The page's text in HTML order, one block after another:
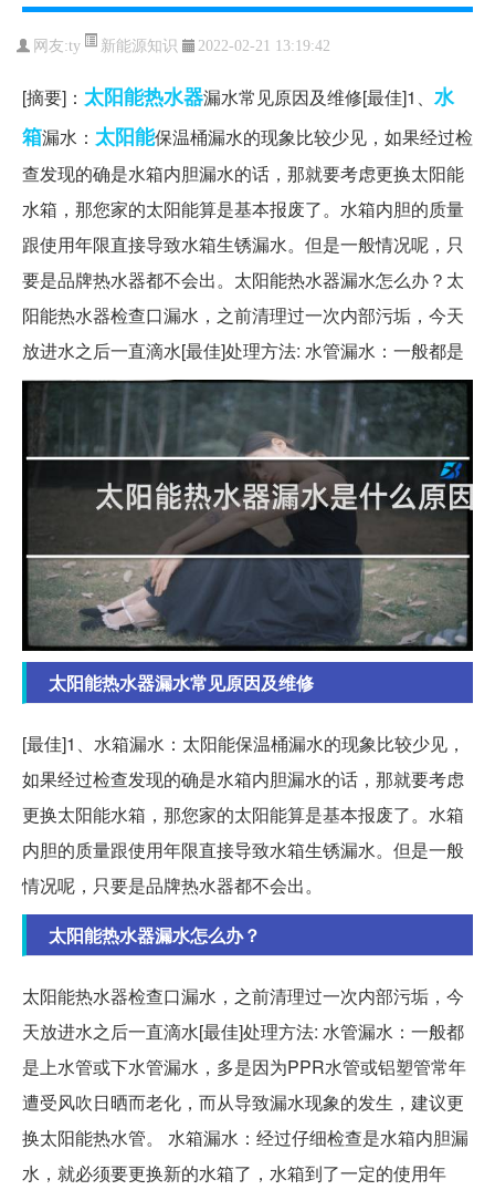
网友:ty 新能源知识 2022-02-21 13:19:42
[摘要]： 太阳能热水器漏水常见原因及维修[最佳]1、 水
箱漏水： 太阳能保温桶漏水的现象比较少见，如果经过检
查发现的确是水箱内胆漏水的话，那就要考虑更换太阳能
水箱，那您家的太阳能算是基本报废了。水箱内胆的质量
跟使用年限直接导致水箱生锈漏水。但是一般情况呢，只
要是品牌热水器都不会出。太阳能热水器漏水怎么办？太
阳能热水器检查口漏水，之前清理过一次内部污垢，今天
放进水之后一直滴水[最佳]处理方法: 水管漏水：一般都是
太阳能热水器漏水常见原因及维修
[最佳]1、水箱漏水：太阳能保温桶漏水的现象比较少见，
如果经过检查发现的确是水箱内胆漏水的话，那就要考虑
更换太阳能水箱，那您家的太阳能算是基本报废了。水箱
内胆的质量跟使用年限直接导致水箱生锈漏水。但是一般
情况呢，只要是品牌热水器都不会出。
太阳能热水器漏水怎么办？
太阳能热水器检查口漏水，之前清理过一次内部污垢，今
天放进水之后一直滴水[最佳]处理方法: 水管漏水：一般都
是上水管或下水管漏水，多是因为PPR水管或铝塑管常年
遭受风吹日晒而老化，而从导致漏水现象的发生，建议更
换太阳能热水管。 水箱漏水：经过仔细检查是水箱内胆漏
水，就必须要更换新的水箱了，水箱到了一定的使用年